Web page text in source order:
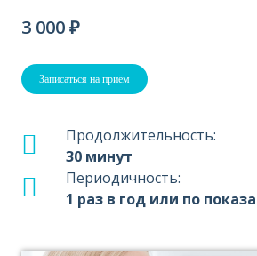
3 000 ₽
Записаться на приём
Продолжительность:
30 минут
Периодичность:
1 раз в год или по